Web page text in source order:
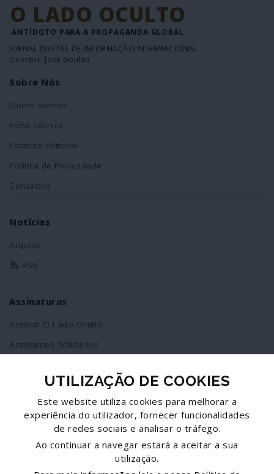
O LADO OCULTO
ANTÍDOTO PARA A PROPAGANDA GLOBAL
JORNAL DIGITAL DE INFORMAÇÃO INTERNACIONAL
Director: José Goulão
Sobre Nós
Quem Somos
Ficha Técnica
Estatuto Editorial
Política de Privacidade
Contactos
Notícias
Arquivo
RSS
Assinaturas
Assinar O Lado Oculto
Assinantes Solidários
Redes Sociais
Siga-nos no facebook
UTILIZAÇÃO DE COOKIES
Este website utiliza cookies para melhorar a
experiência do utilizador, fornecer funcionalidades
de redes sociais e analisar o tráfego.
Ao continuar a navegar estará a aceitar a sua
utilização.